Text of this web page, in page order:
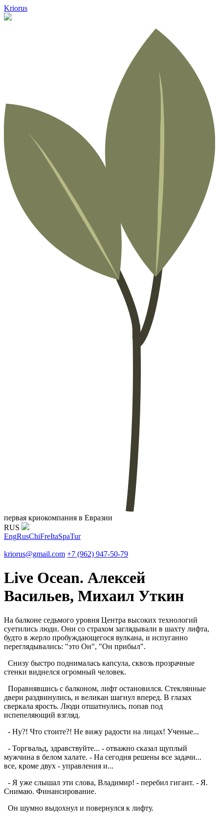
Kriorus
первая криокомпания в Евразии
RUS
EngRusChiFreItaSpaTur
kriorus@gmail.com +7 (962) 947-50-79
Live Ocean. Алексей
Васильев, Михаил Уткин
На балконе седьмого уровня Центра высоких технологий
суетились люди. Они со страхом заглядывали в шахту лифта,
будто в жерло пробуждающегося вулкана, и испуганно
переглядывались: "это Он", "Он прибыл".
Снизу быстро поднималась капсула, сквозь прозрачные
стенки виднелся огромный человек.
Поравнявшись с балконом, лифт остановился. Стеклянные
двери раздвинулись, и великан шагнул вперед. В глазах
сверкала ярость. Люди отшатнулись, попав под
испепеляющий взгляд.
- Ну?! Что стоите?! Не вижу радости на лицах! Ученые...
- Торгвальд, здравствуйте... - отважно сказал щуплый
мужчина в белом халате. - На сегодня решены все задачи...
все, кроме двух - управления и...
- Я уже слышал эти слова, Владимир! - перебил гигант. - Я.
Снимаю. Финансирование.
Он шумно выдохнул и повернулся к лифту.